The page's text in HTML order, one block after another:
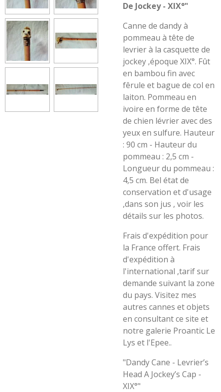
De Jockey - XIX°"
Canne de dandy à
pommeau à tête de
levrier à la casquette de
jockey ,époque XIX°. Fût
en bambou fin avec
fêrule et bague de col en
laiton. Pommeau en
ivoire en forme de tête
de chien lévrier avec des
yeux en sulfure. Hauteur
: 90 cm - Hauteur du
pommeau : 2,5 cm -
Longueur du pommeau :
4,5 cm. Bel état de
conservation et d'usage
,dans son jus , voir les
détails sur les photos.
Frais d'expédition pour
la France offert. Frais
d'expédition à
l'international ,tarif sur
demande suivant la zone
du pays. Visitez mes
autres cannes et objets
en consultant ce site et
notre galerie Proantic Le
Lys et l'Epee..
"Dandy Cane - Levrier’s
Head A Jockey’s Cap -
XIX°"